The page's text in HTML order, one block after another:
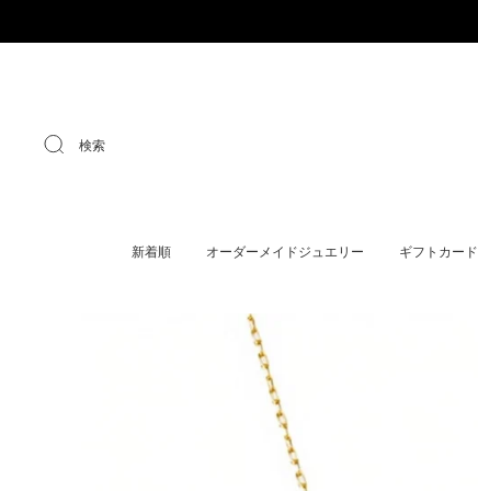
検索
新着順 オーダーメイドジュエリー ギフトカード